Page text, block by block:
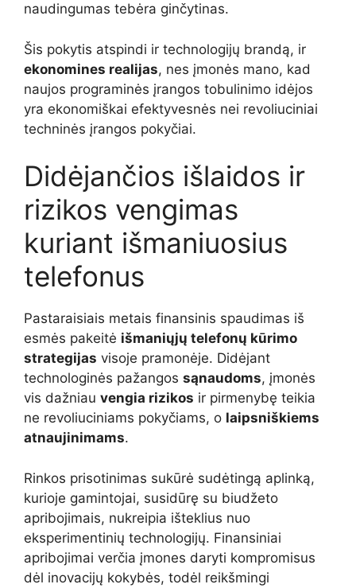
naudingumas tebėra ginčytinas.
Šis pokytis atspindi ir technologijų brandą, ir
ekonomines realijas, nes įmonės mano, kad
naujos programinės įrangos tobulinimo idėjos
yra ekonomiškai efektyvesnės nei revoliuciniai
techninės įrangos pokyčiai.
Didėjančios išlaidos ir
rizikos vengimas
kuriant išmaniuosius
telefonus
Pastaraisiais metais finansinis spaudimas iš
esmės pakeitė išmaniųjų telefonų kūrimo
strategijas visoje pramonėje. Didėjant
technologinės pažangos sąnaudoms, įmonės
vis dažniau vengia rizikos ir pirmenybę teikia
ne revoliuciniams pokyčiams, o laipsniškiems
atnaujinimams.
Rinkos prisotinimas sukūrė sudėtingą aplinką,
kurioje gamintojai, susidūrę su biudžeto
apribojimais, nukreipia išteklius nuo
eksperimentinių technologijų. Finansiniai
apribojimai verčia įmones daryti kompromisus
dėl inovacijų kokybės, todėl reikšmingi